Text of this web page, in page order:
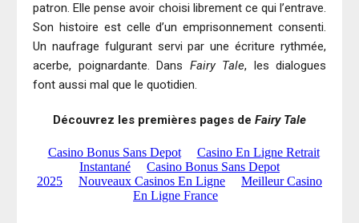
patron. Elle pense avoir choisi librement ce qui l’entrave.
Son histoire est celle d’un emprisonnement consenti.
Un naufrage fulgurant servi par une écriture rythmée,
acerbe, poignardante. Dans Fairy Tale, les dialogues
font aussi mal que le quotidien.
Découvrez les premières pages de Fairy Tale